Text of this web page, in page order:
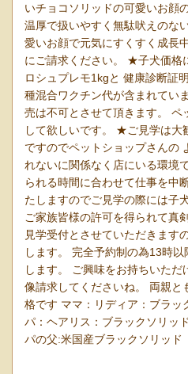
いチョコソリッドの可愛いお顔
温厚で扱いやすく無駄吠えのな
愛いお顔で元気にすくすく成長
にご請求ください。 ★子犬価格
ロシュプレモ1kgと 健康診断証
種混合ワクチン代が含まれてい
売は不可とさせて頂きます。 ペ
して欲しいです。 ★ご見学は大
ですのでペットショップさんの
れないに関係なく店にいる環境
られる時間に合わせて仕事を中
たしますのでご見学の際には子
ご家族皆様の許可を得られて真
見学受付とさせていただきます
します。 完全予約制の為13時
します。 ご興味をお持ちいた
像請求してくださいね。 両親と
格です ママ：リディア：ブラッ
パ：ヘアリス：ブラックソリッ
パの父:米国産ブラックソリッド